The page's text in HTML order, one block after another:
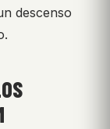
descenso